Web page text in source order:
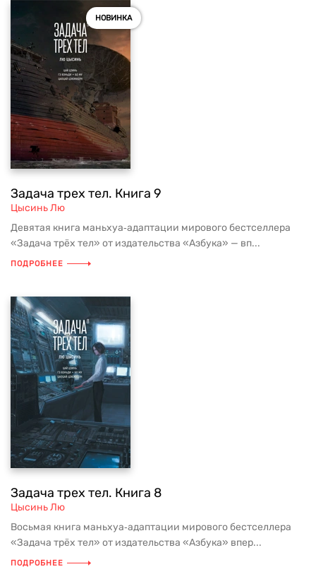
НОВИНКА
Задача трех тел. Книга 9
Цысинь Лю
Девятая книга маньхуа‑адаптации мирового бестселлера
«Задача трёх тел» от издательства «Азбука» — вп...
ПОДРОБНЕЕ
Задача трех тел. Книга 8
Цысинь Лю
Восьмая книга маньхуа‑адаптации мирового бестселлера
«Задача трёх тел» от издательства «Азбука» впер...
ПОДРОБНЕЕ